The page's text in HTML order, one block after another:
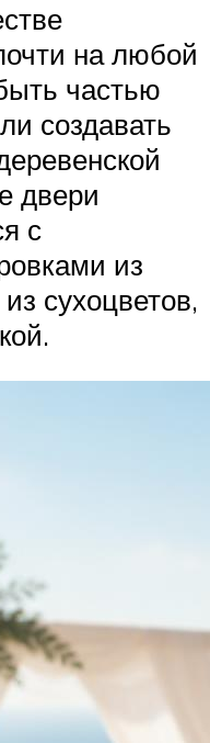
на любой
частью
создавать
двери
с
из
сухоцветов,